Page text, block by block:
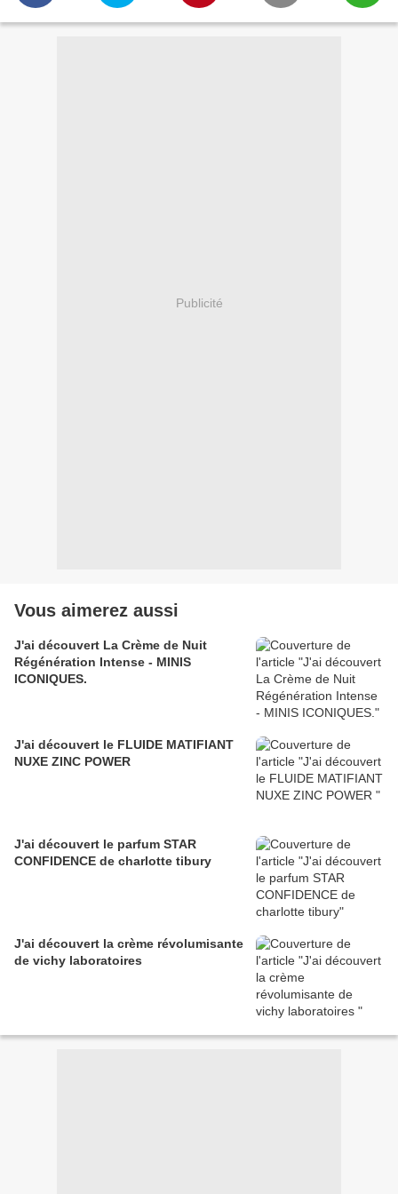
Publicité
Vous aimerez aussi
J'ai découvert La Crème de Nuit
Régénération Intense - MINIS
ICONIQUES.
J'ai découvert le FLUIDE MATIFIANT
NUXE ZINC POWER
J'ai découvert le parfum STAR
CONFIDENCE de charlotte tibury
J'ai découvert la crème révolumisante
de vichy laboratoires